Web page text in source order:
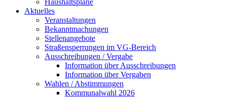
Haushaltspläne
Aktuelles
Veranstaltungen
Bekanntmachungen
Stellenangebote
Straßensperrungen im VG-Bereich
Ausschreibungen / Vergabe
Information über Ausschreibungen
Information über Vergaben
Wahlen / Abstimmungen
Kommunalwahl 2026